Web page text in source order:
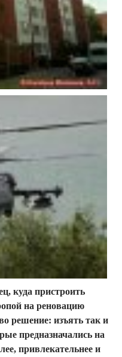
куда пристроить
на реновацию
решение: изъять так и
предназначались на
привлекательнее и